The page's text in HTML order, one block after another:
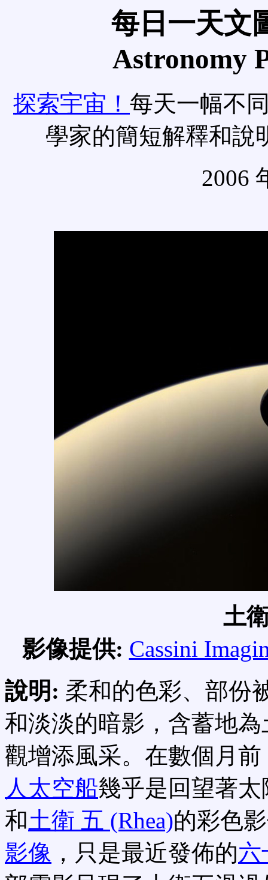
每日一天文
Astronomy
探索宇宙！ 每天一幅不
學家的簡短解釋和說
2006
土
影像提供: Cassini
說明: 柔和的色彩、部份
和淡淡的暗影，含蓄地
觀增添風采。在數個月
人太空船幾乎是回望著
和土衛 五 (Rhea)的彩色
影像 ，只是最近發佈的六